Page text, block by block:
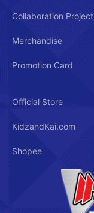
Collaboration Project
Merchandise
Promotion Card
Official Store
KidzandKai.com
Shopee